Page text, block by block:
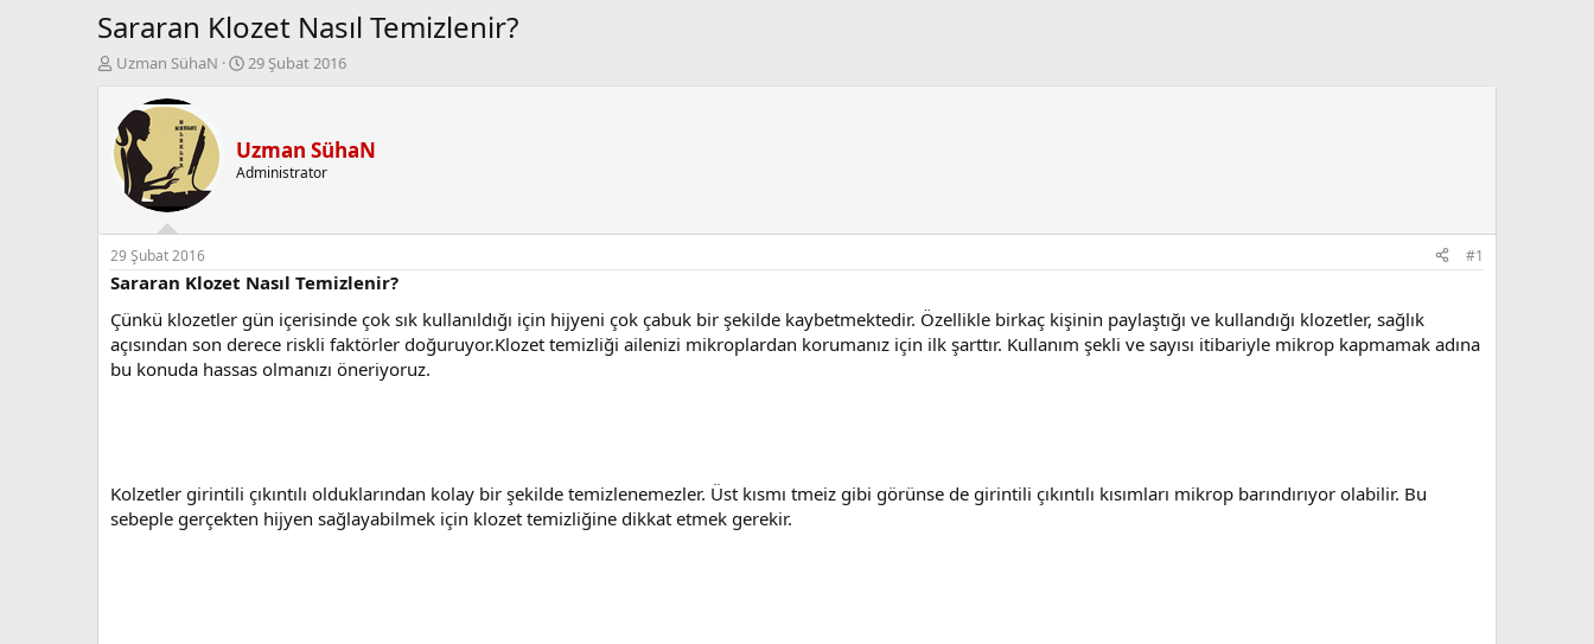
Sararan Klozet Nasıl Temizlenir?
K
b
u
y
a
ş
l
a
t
a
n
Uzman SühaN
B
a
n
ç
a
r
i
h
29 Şubat 2016
Uzman SühaN
Administrator
29 Şubat 2016 #1
Sararan Klozet Nasıl Temizlenir?
Çünkü klozetler gün içerisinde çok sık kullanıldığı için hijyeni çok çabuk bir şekilde kaybetmektedir. Özellikle birkaç kişinin paylaştığı ve kullandığı klozetler, sağlık
açısından son derece riskli faktörler doğuruyor.Klozet temizliği ailenizi mikroplardan korumanız için ilk şarttır. Kullanım şekli ve sayısı itibariyle mikrop kapmamak adına
bu konuda hassas olmanızı öneriyoruz.
Kolzetler girintili çıkıntılı olduklarından kolay bir şekilde temizlenemezler. Üst kısmı tmeiz gibi görünse de girintili çıkıntılı kısımları mikrop barındırıyor olabilir. Bu
sebeple gerçekten hijyen sağlayabilmek için klozet temizliğine dikkat etmek gerekir.